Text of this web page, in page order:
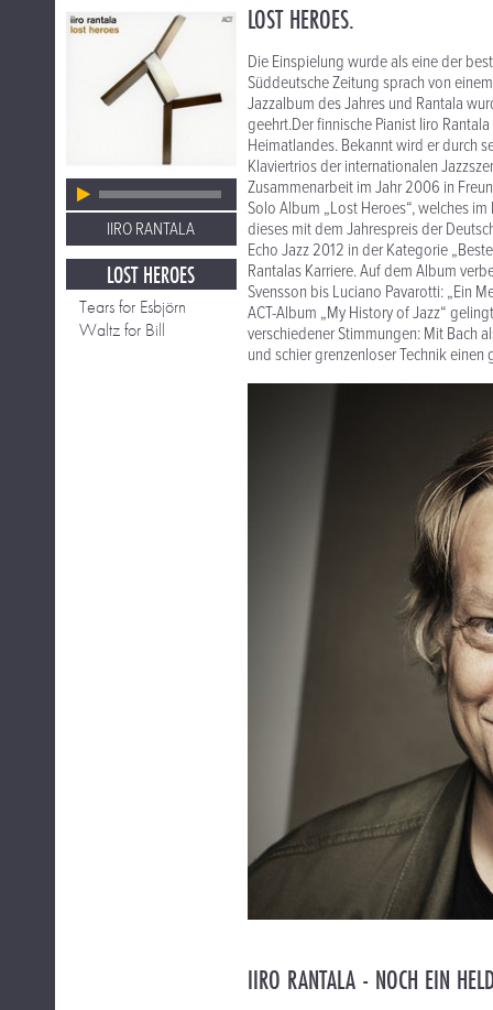
IIRO RANTALA
LOST HEROES
Tears for Esbjörn
Waltz for Bill
LOST HEROES.
Die Einspielung wurde als eine der
Süddeutsche Zeitung sprach von
Jazzalbum des Jahres und Rantala
geehrt.Der finnische Pianist Iiro
Heimatlandes. Bekannt wird er durch
Klaviertrios der internationalen
Zusammenarbeit im Jahr 2006 in
Solo Album „Lost Heroes“, welches
dieses mit dem Jahrespreis der
Echo Jazz 2012 in der Kategorie
Rantalas Karriere. Auf dem Album
Svensson bis Luciano Pavarotti: „Ein
ACT-Album „My History of Jazz“
verschiedener Stimmungen: Mit Bach
und schier grenzenloser Technik
IIRO RANTALA - NOCH EIN